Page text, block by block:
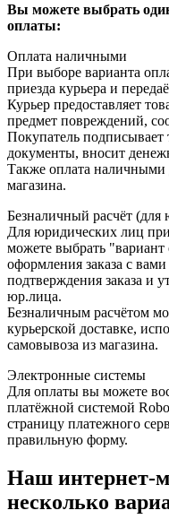
Вы можете выбрать
оплаты:
Оплата наличными
При выборе варианта
приезда курьера и
Курьер предоставляет
предмет повреждений,
Покупатель подписывает
документы, вносит
Также оплата наличными
магазина.
Безналичный расчёт (для
Для юридических лиц
можете выбрать
оформления заказа с
подтверждения заказа и
юр.лица.
Безналичным расчётом
курьерской доставке,
самовывоза из магазина.
Электронные системы
Для оплаты вы можете
платёжной системой
страницу платежного
правильную форму.
Наш интернет-
несколько